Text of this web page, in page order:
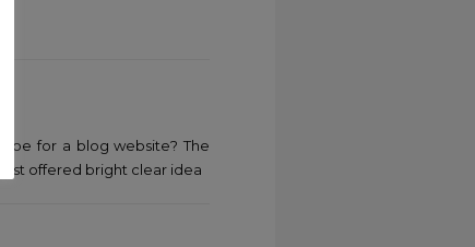
for a blog website? The
offered bright clear idea